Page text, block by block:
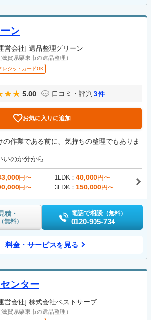
ン
営会社] 遺品整理グリーン
滋賀県栗東市の遺品整理）
レジットカードOK
5.00 口コミ・評判 3件
お気に入りに追加
の作業である前に、気持ちの整理でもありま
いのか分から...
円〜 1LDK 40,000円〜
円〜 3LDK 150,000円〜
積・
（無料）
電話で相談 （無料）
0120-905-734
料金・サービスを見る
ンター
営会社] 株式会社ベストサーブ
滋賀県栗東市の遺品整理）